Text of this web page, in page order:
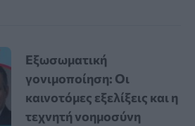
Εξωσωματική
γονιμοποίηση: Οι
καινοτόμες εξελίξεις και η
τεχνητή νοημοσύνη